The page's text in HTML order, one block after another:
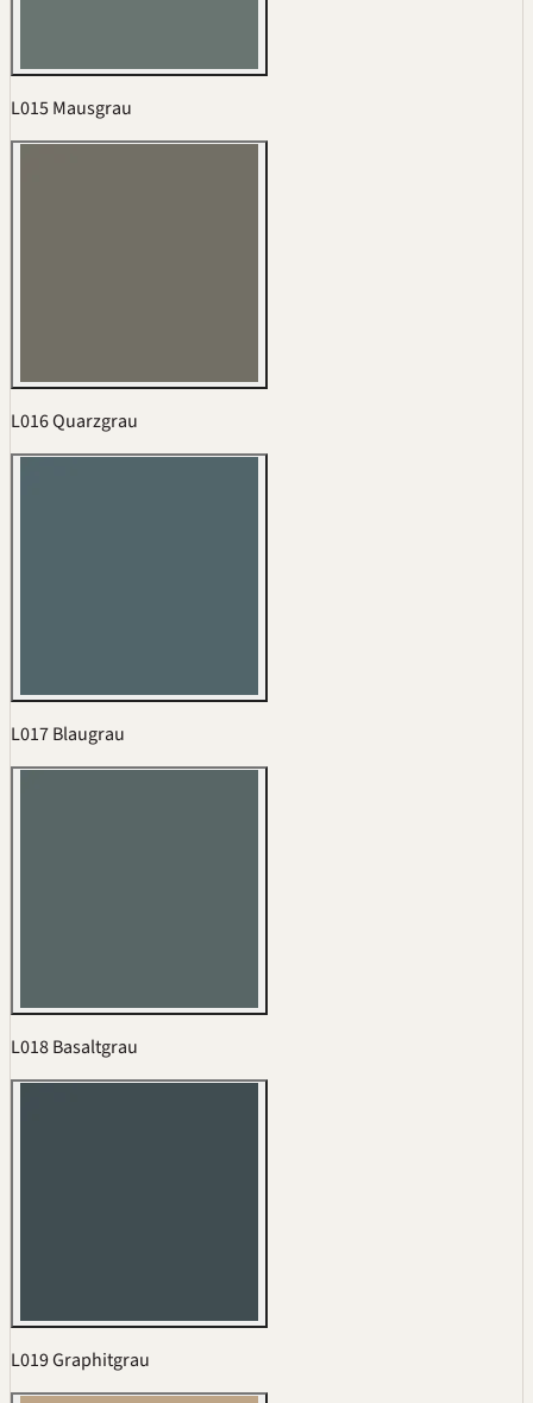
L015 Mausgrau
L016 Quarzgrau
L017 Blaugrau
L018 Basaltgrau
L019 Graphitgrau